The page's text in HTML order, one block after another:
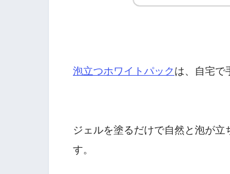
泡立つホワイトパック は、自宅で
ジェルを塗るだけで自然と泡が
す。